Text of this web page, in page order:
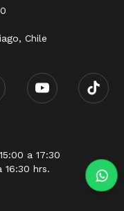
Chile
a 17:30
16:30 hrs.